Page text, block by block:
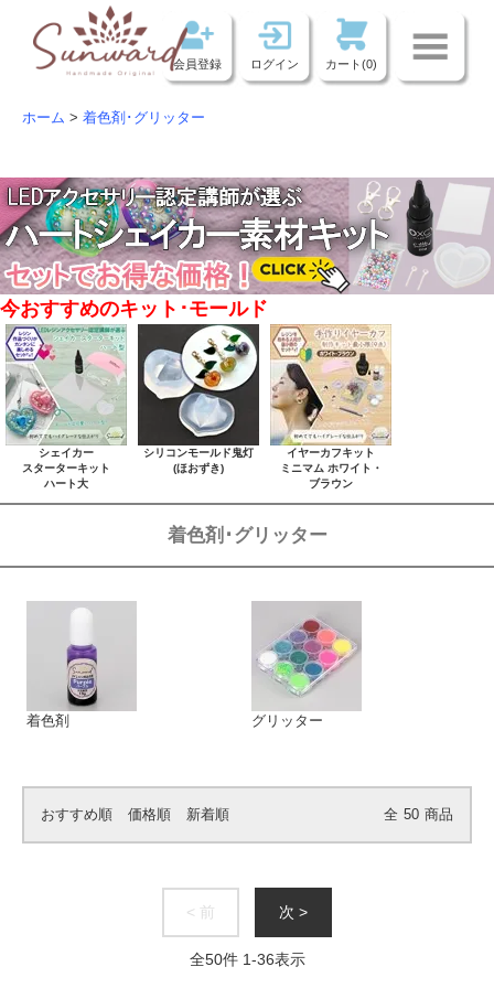
会員登録 ログイン カート(0)
ホーム > 着色剤･グリッター
今おすすめのキット･モールド
シェイカー
スターターキット
ハート大
シリコンモールド鬼灯
(ほおずき)
イヤーカフキット
ミニマム ホワイト・
ブラウン
着色剤･グリッター
着色剤 グリッター
おすすめ順 価格順 新着順 全 50 商品
< 前 次 >
全50件 1-36表示